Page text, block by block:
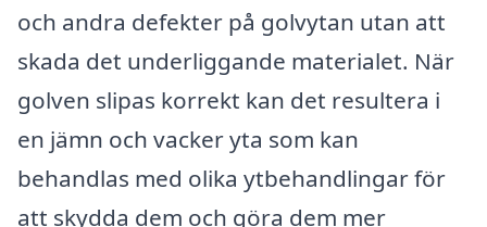
och andra defekter på golvytan utan att
skada det underliggande materialet. När
golven slipas korrekt kan det resultera i
en jämn och vacker yta som kan
behandlas med olika ytbehandlingar för
att skydda dem och göra dem mer